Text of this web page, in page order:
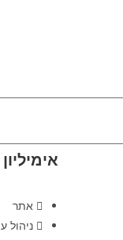
אימיליון
אתר
ניהול